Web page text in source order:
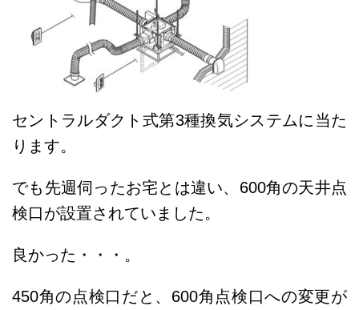
セントラルダクト式第3種換気システムに当た
ります。
でも先週伺ったお宅とは違い、600角の天井点
検口が設置されていました。
良かった・・・。
450角の点検口だと、600角点検口への変更が